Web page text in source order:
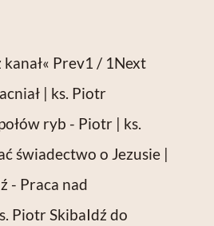
Prev1 / 1Next
| ks. Piotr
ryb - Piotr | ks.
świadectwo o Jezusie |
- Praca nad
Piotr SkibaIdź do